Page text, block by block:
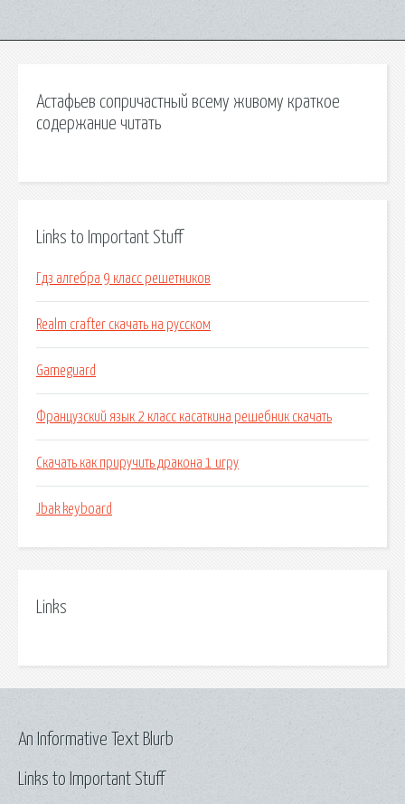
Астафьев сопричастный всему живому краткое
содержание читать
Links to Important Stuff
Гдз алгебра 9 класс решетников
Realm crafter скачать на русском
Gameguard
Французский язык 2 класс касаткина решебник скачать
Скачать как приручить дракона 1 игру
Jbak keyboard
Links
Links to Important Stuff
An Informative Text Blurb